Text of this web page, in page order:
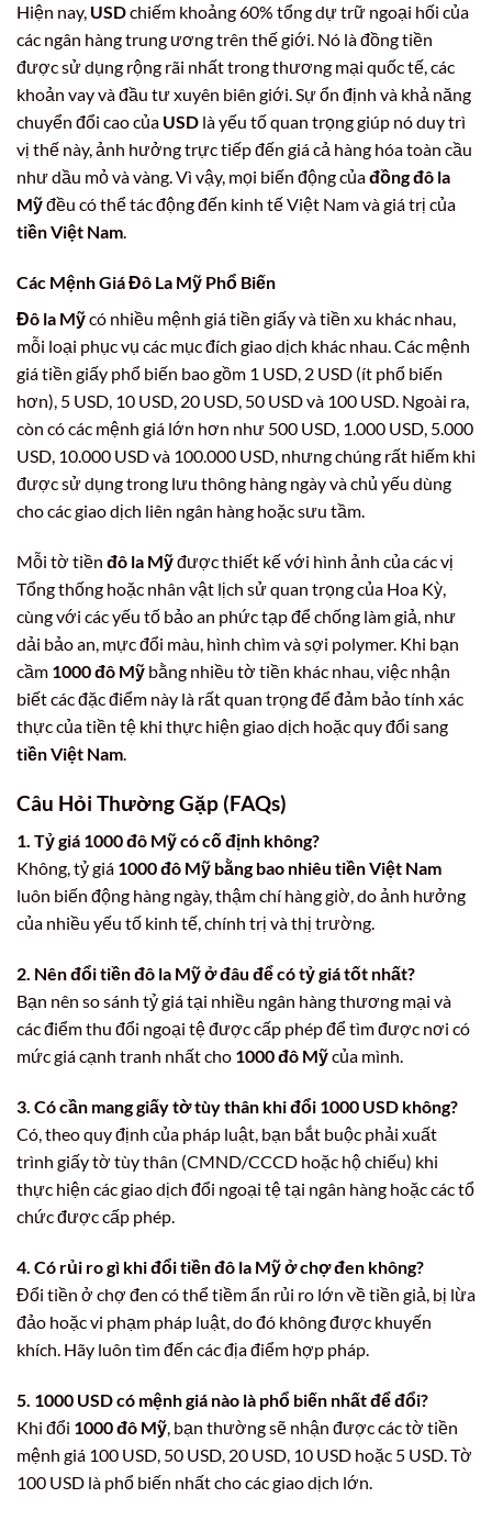
Hiện nay, USDchiếm khoảng 60% tổng dự trữ ngoại hối của
các ngân hàng trung ương trên thế giới. Nó là đồng tiền
được sử dụng rộng rãi nhất trong thương mại quốc tế, các
khoản vay và đầu tư xuyên biên giới. Sự ổn định và khả năng
chuyển đổi cao của USD là yếu tố quan trọng giúp nó duy trì
vị thế này, ảnh hưởng trực tiếp đến giá cả hàng hóa toàn cầu
như dầu mỏ và vàng. Vì vậy, mọi biến động củađồng đô la
Mỹđều có thể tác động đến kinh tế Việt Nam và giá trị của
tiền Việt Nam.
Các Mệnh Giá Đô La Mỹ Phổ Biến
Đô la Mỹcó nhiều mệnh giá tiền giấy và tiền xu khác nhau,
mỗi loại phục vụ các mục đích giao dịch khác nhau. Các mệnh
giá tiền giấy phổ biến bao gồm 1 USD, 2 USD (ít phổ biến
hơn), 5 USD, 10 USD, 20 USD, 50 USD và 100 USD. Ngoài ra,
còn có các mệnh giá lớn hơn như 500 USD, 1.000 USD, 5.000
USD, 10.000 USD và 100.000 USD, nhưng chúng rất hiếm khi
được sử dụng trong lưu thông hàng ngày và chủ yếu dùng
cho các giao dịch liên ngân hàng hoặc sưu tầm.
Mỗi tờ tiền đô la Mỹđược thiết kế với hình ảnh của các vị
Tổng thống hoặc nhân vật lịch sử quan trọng của Hoa Kỳ,
cùng với các yếu tố bảo an phức tạp để chống làm giả, như
dải bảo an, mực đổi màu, hình chìm và sợi polymer. Khi bạn
cầm 1000 đô Mỹ bằng nhiều tờ tiền khác nhau, việc nhận
biết các đặc điểm này là rất quan trọng để đảm bảo tính xác
thực của tiền tệ khi thực hiện giao dịch hoặc quy đổi sang
tiền Việt Nam.
Câu Hỏi Thường Gặp (FAQs)
1. Tỷ giá 1000 đô Mỹ có cố định không?
Không, tỷ giá 1000 đô Mỹ bằng bao nhiêu tiền Việt Nam
luôn biến động hàng ngày, thậm chí hàng giờ, do ảnh hưởng
của nhiều yếu tố kinh tế, chính trị và thị trường.
2. Nên đổi tiền đô la Mỹ ở đâu để có tỷ giá tốt nhất?
Bạn nên so sánh tỷ giá tại nhiều ngân hàng thương mại và
các điểm thu đổi ngoại tệ được cấp phép để tìm được nơi có
mức giá cạnh tranh nhất cho 1000 đô Mỹcủa mình.
3. Có cần mang giấy tờ tùy thân khi đổi 1000 USD không?
Có, theo quy định của pháp luật, bạn bắt buộc phải xuất
trình giấy tờ tùy thân (CMND/CCCD hoặc hộ chiếu) khi
thực hiện các giao dịch đổi ngoại tệ tại ngân hàng hoặc các tổ
chức được cấp phép.
4. Có rủi ro gì khi đổi tiền đô la Mỹ ở chợ đen không?
Đổi tiền ở chợ đen có thể tiềm ẩn rủi ro lớn về tiền giả, bị lừa
đảo hoặc vi phạm pháp luật, do đó không được khuyến
khích. Hãy luôn tìm đến các địa điểm hợp pháp.
5. 1000 USD có mệnh giá nào là phổ biến nhất để đổi?
Khi đổi 1000 đô Mỹ , bạn thường sẽ nhận được các tờ tiền
mệnh giá 100 USD, 50 USD, 20 USD, 10 USD hoặc 5 USD. Tờ
100 USD là phổ biến nhất cho các giao dịch lớn.